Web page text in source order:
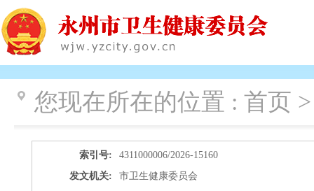
您现在所在的位置 : 首页
索引号:
4311000006/2026-15160
发文机关:
市卫生健康委员会